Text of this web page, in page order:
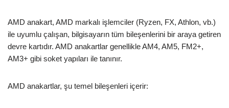
AMD anakart, AMD markalı işlemciler (Ryzen, FX, Athlon, vb.)
ile uyumlu çalışan, bilgisayarın tüm bileşenlerini bir araya getiren
devre kartıdır. AMD anakartlar genellikle AM4, AM5, FM2+,
AM3+ gibi soket yapıları ile tanınır.
AMD anakartlar, şu temel bileşenleri içerir: